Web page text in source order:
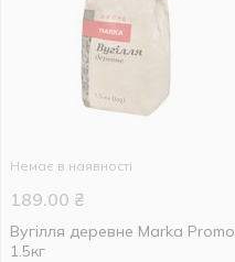
Немає в наявності
189.00 ₴
Вугілля деревне Marka Promo
1.5кг